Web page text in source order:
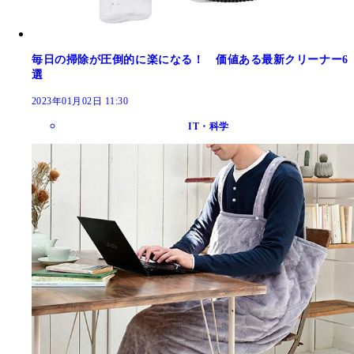
毎日の掃除が圧倒的に楽になる！ 価値ある最新クリーナー6
選
2023年01月02日 11:30
IT・科学